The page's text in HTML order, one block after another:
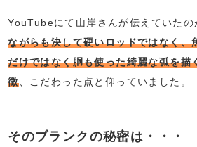
YouTubeにて山岸さんが伝えていたの
ながらも決して硬いロッドではなく、
だけではなく胴も使った綺麗な弧を描
徴、こだわった点と仰っていました。
そのブランクの秘密は・・・